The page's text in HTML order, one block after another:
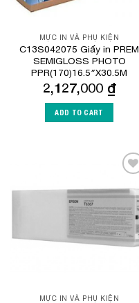
MỰC IN VÀ PHỤ KIỆN
C13S042075 Giấy in PREM
SEMIGLOSS PHOTO
PPR(170)16.5″X30.5M
2,127,000 ₫
ADD TO CART
Wishlist
MỰC IN VÀ PHỤ KIỆN